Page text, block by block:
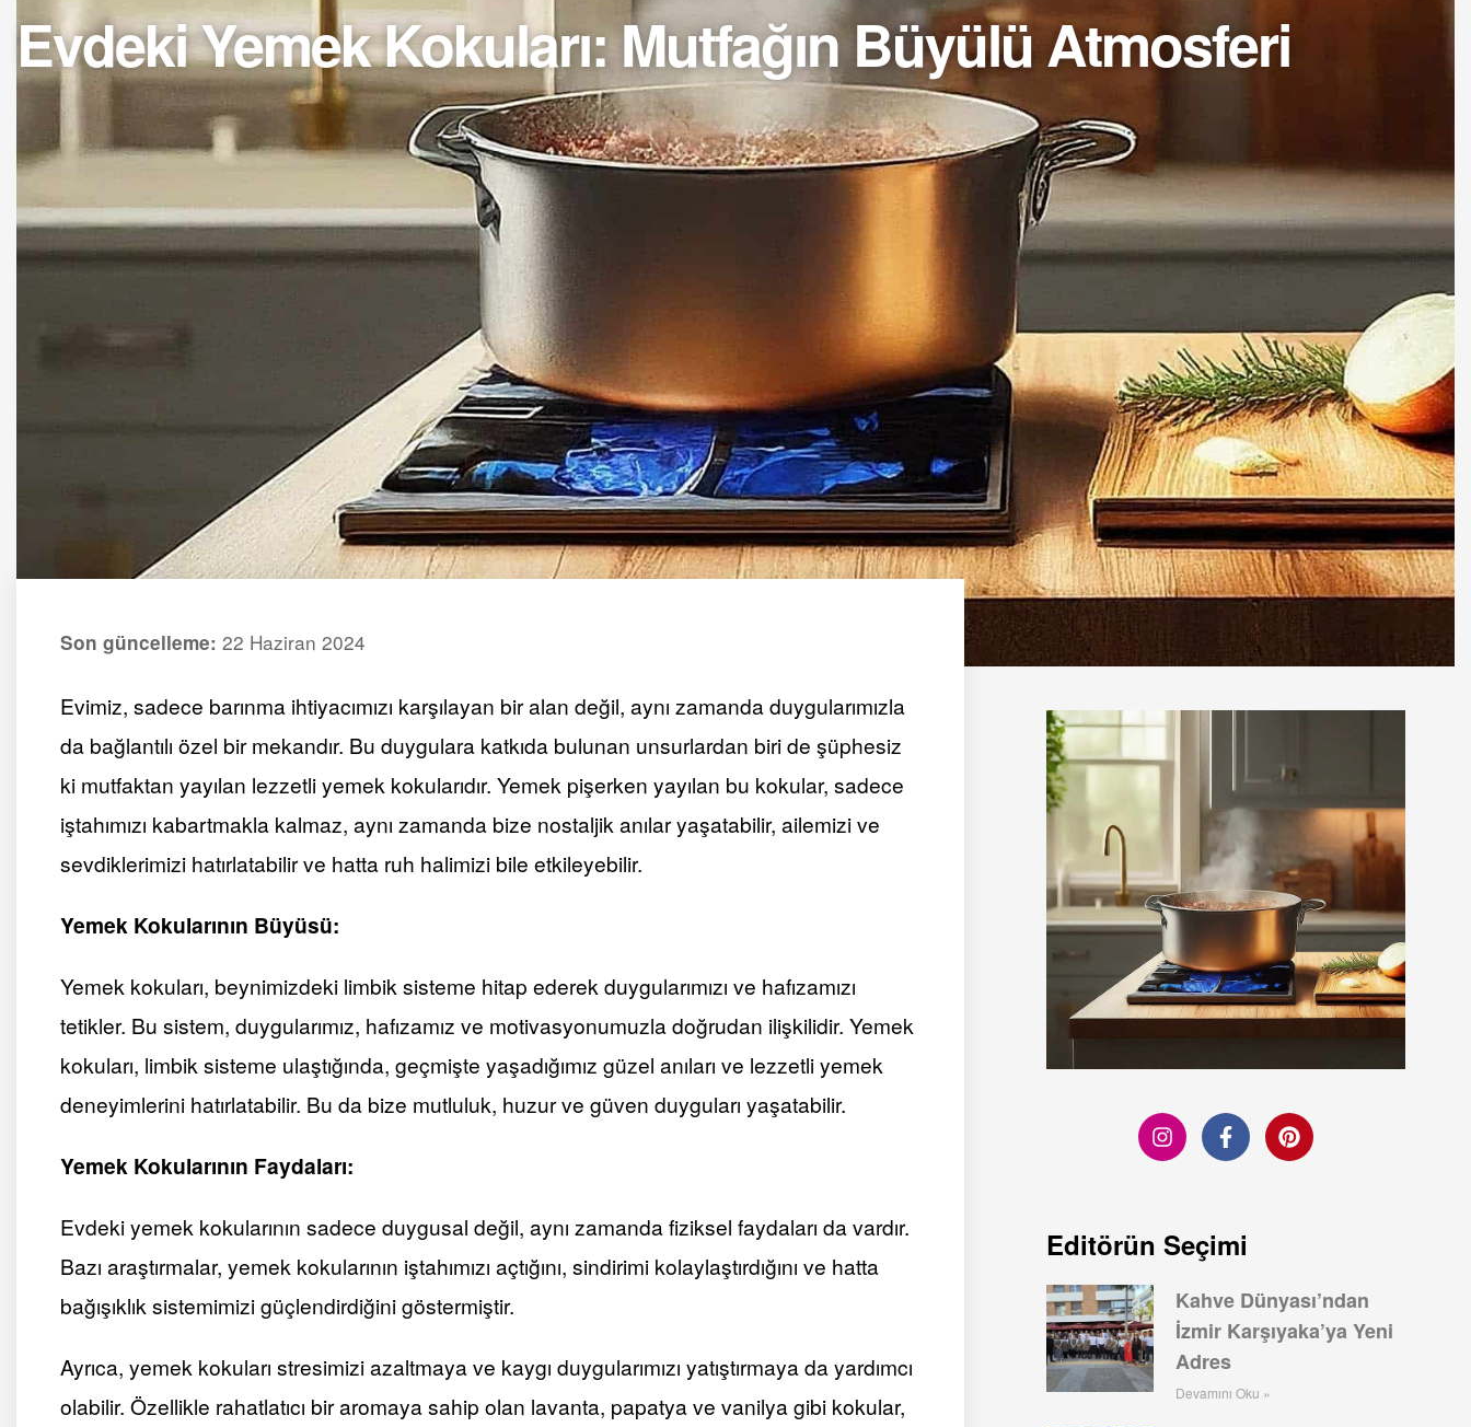
Evdeki Yemek Kokuları: Mutfağın Büyülü Atmosferi
Son güncelleme: 22 Haziran 2024
Evimiz, sadece barınma ihtiyacımızı karşılayan bir alan değil, aynı zamanda duygularımızla
da bağlantılı özel bir mekandır. Bu duygulara katkıda bulunan unsurlardan biri de şüphesiz
ki mutfaktan yayılan lezzetli yemek kokularıdır. Yemek pişerken yayılan bu kokular, sadece
iştahımızı kabartmakla kalmaz, aynı zamanda bize nostaljik anılar yaşatabilir, ailemizi ve
sevdiklerimizi hatırlatabilir ve hatta ruh halimizi bile etkileyebilir.
Yemek Kokularının Büyüsü:
Yemek kokuları, beynimizdeki limbik sisteme hitap ederek duygularımızı ve hafızamızı
tetikler. Bu sistem, duygularımız, hafızamız ve motivasyonumuzla doğrudan ilişkilidir. Yemek
kokuları, limbik sisteme ulaştığında, geçmişte yaşadığımız güzel anıları ve lezzetli yemek
deneyimlerini hatırlatabilir. Bu da bize mutluluk, huzur ve güven duyguları yaşatabilir.
Yemek Kokularının Faydaları:
Evdeki yemek kokularının sadece duygusal değil, aynı zamanda fiziksel faydaları da vardır.
Bazı araştırmalar, yemek kokularının iştahımızı açtığını, sindirimi kolaylaştırdığını ve hatta
bağışıklık sistemimizi güçlendirdiğini göstermiştir.
Ayrıca, yemek kokuları stresimizi azaltmaya ve kaygı duygularımızı yatıştırmaya da yardımcı
olabilir. Özellikle rahatlatıcı bir aromaya sahip olan lavanta, papatya ve vanilya gibi kokular,
Editörün Seçimi
Kahve Dünyası’ndan
İzmir Karşıyaka’ya Yeni
Adres
Devamını Oku »